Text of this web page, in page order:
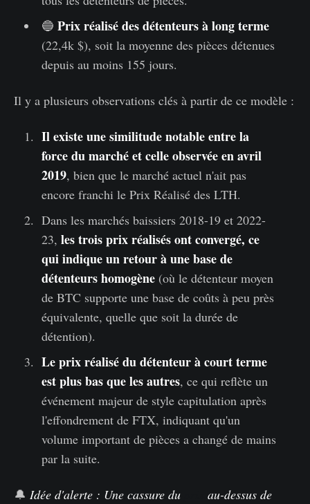
🔵 Prix réalisé des détenteurs à long terme
(22,4k $), soit la moyenne des pièces détenues
depuis au moins 155 jours.
Il y a plusieurs observations clés à partir de ce modèle :
Il existe une similitude notable entre la
force du marché et celle observée en avril
2019, bien que le marché actuel n'ait pas
encore franchi le Prix Réalisé des LTH.
Dans les marchés baissiers 2018-19 et 2022-
23, les trois prix réalisés ont convergé, ce
qui indique un retour à une base de
détenteurs homogène(où le détenteur moyen
de BTC supporte une base de coûts à peu près
équivalente, quelle que soit la durée de
détention).
Le prix réalisé du détenteur à court terme
est plus bas que les autres, ce qui reflète un
événement majeur de style capitulation après
l'effondrement de FTX, indiquant qu'un
volume important de pièces a changé de mains
par la suite.
🔔 Idée d'alerte : Une cassure du
au-dessus de